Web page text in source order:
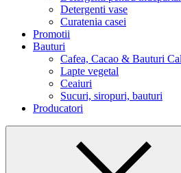
Detergenti vase
Curatenia casei
Promotii
Bauturi
Cafea, Cacao & Bauturi
Lapte vegetal
Ceaiuri
Sucuri, siropuri, bauturi
Producatori